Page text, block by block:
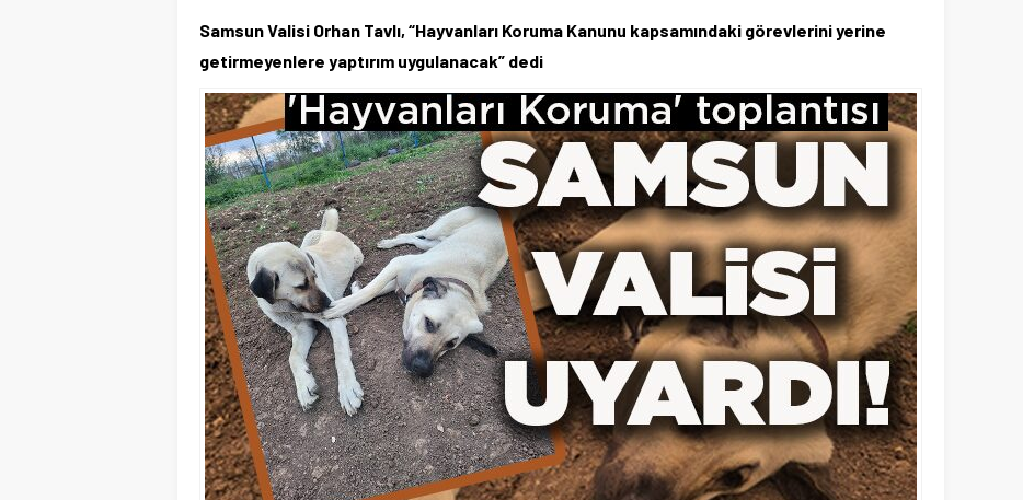
Samsun Valisi Orhan Tavlı, “Hayvanları Koruma Kanunu kapsamındaki görevlerini yerine
getirmeyenlere yaptırım uygulanacak” dedi